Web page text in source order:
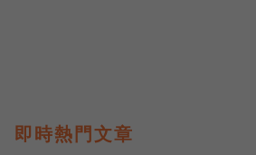
即時熱門文章